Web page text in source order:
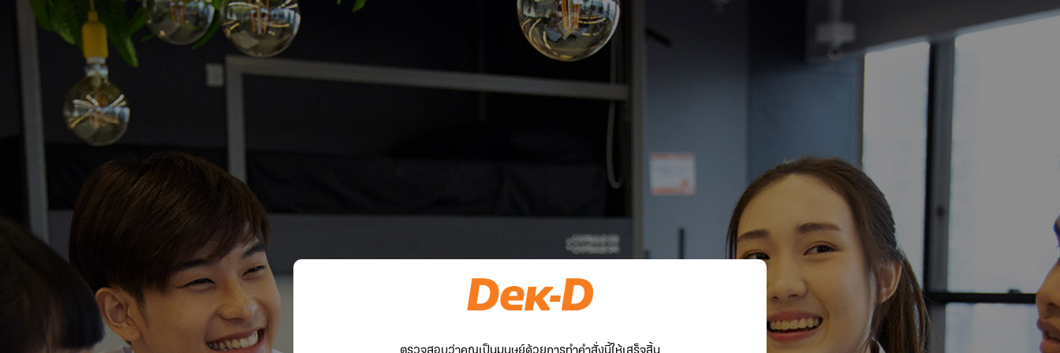
ตรวจสอบว่าคุณเป็นมนุษย์ด้วยการทำคำสั่งนี้ให้เสร็จสิ้น